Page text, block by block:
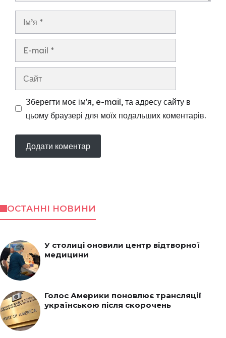
Зберегти моє ім'я, e-mail, та адресу сайту в
цьому браузері для моїх подальших коментарів.
ОСТАННІ НОВИНИ
У столиці оновили центр відтворної
медицини
Голос Америки поновлює трансляції
українською після скорочень